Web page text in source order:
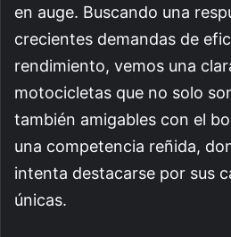
en auge. Buscando una
crecientes demandas de
rendimiento, vemos una
motocicletas que no solo
también amigables con el
una competencia reñida,
intenta destacarse por sus
únicas.